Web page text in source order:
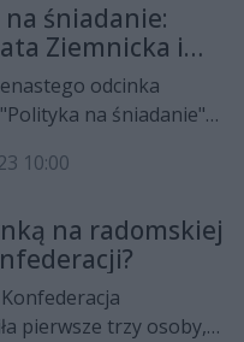
o kolejnym takim
ul. Wielkopolskiej.
śniadanie:
Ziemnicka i
odcinka
na śniadanie"
Dawid Nowak z Nowej
swoimi gośćmi m.in. o
Joanny z Krakowa,
wyborczych obydwu
sondażach.
10:00
na radomskiej
pierwsze trzy osoby,